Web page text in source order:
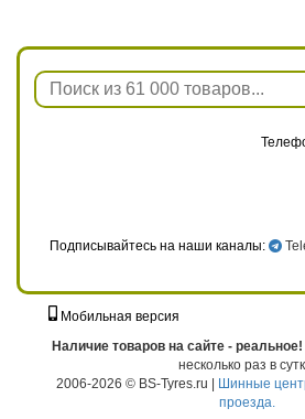
Подписывайтесь на наши каналы:
Мобильная версия
Наличие товаров на сайте - реальное!
несколько раз в
2006-2026 © BS-Tyres.ru | Шинные
проезда.